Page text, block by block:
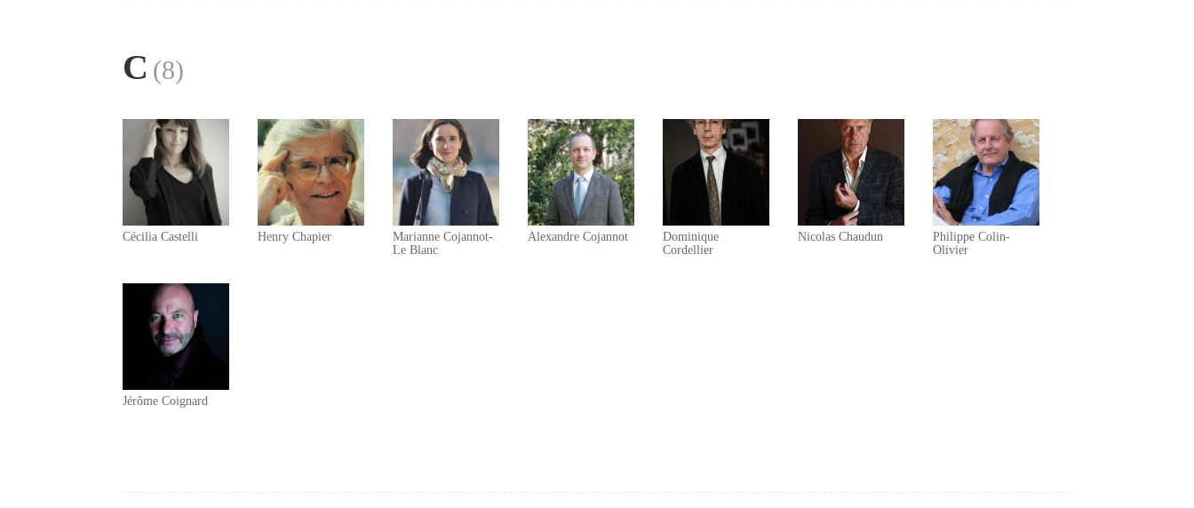
C (8)
Cécilia Castelli Henry Chapier
Marianne Cojannot-
Le Blanc
Alexandre Cojannot
Dominique
Cordellier
Nicolas Chaudun
Philippe Colin-
Olivier
Jérôme Coignard